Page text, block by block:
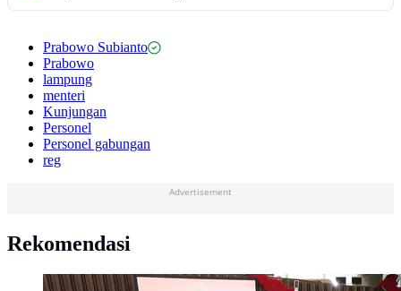
Prabowo Subianto
Prabowo
lampung
menteri
Kunjungan
Personel
Personel gabungan
reg
Advertisement
Rekomendasi